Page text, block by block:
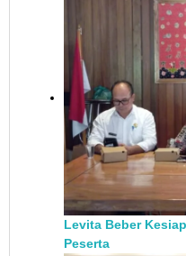
Levita Beber
Peserta